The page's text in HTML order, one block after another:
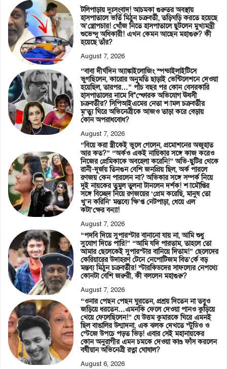
টলিপাড়ায় দুঃসংবাদ! আচমকা গুরুতর অবস্থায়
হাসপাতালে ভর্তি মিঠুন চক্রবর্তী, তড়িঘড়ি করতে হয়েছে
অ’স্ত্রোপচার! খোঁজ নিতে হাসপাতালে ছুটলেন মুখ্যমন্ত্রী
শুভেন্দু অধিকারী! এখন কেমন আছেন মহাগুরু? কী
হয়েছে তাঁর?
August 7, 2026
“বাবা দীর্ঘদিন অ্যাঙ্কাইলোজিং স্পন্ডাইলাইটিসে
ভুগছিলেন, কারোর অনুমতি ছাড়াই ভেন্টিলেশনে দেওয়া
হয়েছিল, তারপর…” পাঁচ বছর পর কোন বেসরকারি
হাসপাতালের নামে বি*স্ফোরক অভিযোগ ঊষসী
চক্রবর্তীর? সিপিআইএমের নেতা শ্যামল চক্রবর্তীর
মৃ’ত্যু ঘিরে অভিনেত্রীকে আজও তাড়া করে বেড়ায়
কোন অপরাধবোধ?
August 7, 2026
“বিয়ে করা স্ত্রীকেই ভুলে গেলেন, প্রমোশনের অজুহাত
আর কত?” “অর্কও একই নায়িকার সঙ্গে কাজ করেও
নিজের প্রেমিকাকে অবহেলা করেনি!” অভি-ছুটির থেকে
রানী-দূর্জয় তিনগুন বেশি জনপ্রিয় ছিল, অর্ক পারলে
রণজয় কেন পারলেন না? অভিকার সঙ্গে সম্পর্ক নিয়ে
দুই নায়কের তুমুল তুলনা টানলেন দর্শক! শ্যামৌপ্তির
সঙ্গে বিচ্ছেদ নিয়ে রণজয়ের ‘প্রেম করেছি, মানুষ তো
খু’ন করিনি’ মন্তব্যে ক্ষি’প্ত নেটপাড়া, ধেয়ে এল
কটা’ক্ষের বন্যা!
August 7, 2026
“পদবি দিয়ে সুপারস্টার বানানো যায় না, আমি শুধু
সুযোগ দিতে পারি!” “আমি যদি পারতাম, তাহলে তো
আমার ছেলেকেই সুপারস্টার বানিয়ে দিতাম!” ছেলেদের
কেরিয়ারের উদাহরণ টেনে নেপোটিজম বিত’র্কে বড়
মন্তব্য মিঠুন চক্রবর্তীর! স্টারকিডদের সাফল্যের নেপথ্যে
কোনটা বেশি জরুরী, কী বললেন মহাগুরু?
August 7, 2026
“ওনার পেছন পেছন ঘুরতেন, প্রশ্রয় দিতেন না তবুও
জড়িয়ে ধরতেন…এমনকি ফেলে দেওয়া পানও কুড়িয়ে
খেয়ে ফেলেছিলেন!” যে উত্তম কুমারকে ঘিরে এমনই
ছিল বাঙালির উন্মাদনা, এক ঝলক দেখতে স্টুডিও ও
স্টেজে উপচে পড়ত ভিড়! এবার সেই মহানায়কের
কোন অনুরাগীর এমন চমকে দেওয়া কাণ্ড ফাঁস করলেন
বর্ষীয়ান অভিনেত্রী রত্না ঘোষাল?
August 6, 2026